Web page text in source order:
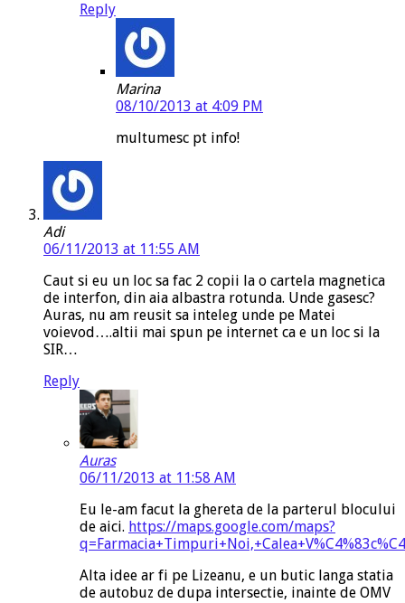
Reply
Marina
08/10/2013 at 4:09 PM
multumesc pt info!
Adi
06/11/2013 at 11:55 AM
Caut si eu un loc sa fac 2 copii la o cartela magnetica
de interfon, din aia albastra rotunda. Unde gasesc?
Auras, nu am reusit sa inteleg unde pe Matei
voievod….altii mai spun pe internet ca e un loc si la
SIR…
Reply
Auras
06/11/2013 at 11:58 AM
Eu le-am facut la ghereta de la parterul blocului
de aici. https://maps.google.com/maps?
Alta idee ar fi pe Lizeanu, e un butic langa statia
de autobuz de dupa intersectie, inainte de OMV